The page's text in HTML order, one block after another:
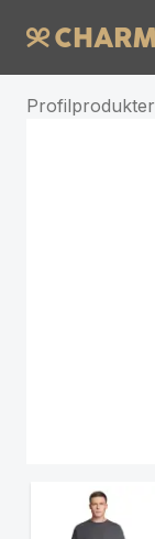
Profilprodukter